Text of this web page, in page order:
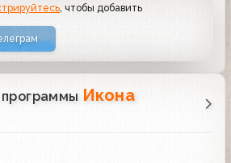
, чтобы добавить
Икона